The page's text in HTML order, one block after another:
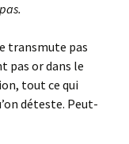
transmute pas
pas or dans le
tout ce qui
déteste. Peut-